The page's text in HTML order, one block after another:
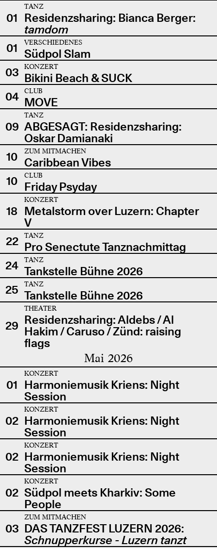
01
TANZ
Residenzsharing: Bianca Berger:
tamdom
01
VERSCHIEDENES
Südpol Slam
03
KONZERT
Bikini Beach & SUCK
04
CLUB
MOVE
09
TANZ
ABGESAGT: Residenzsharing:
Oskar Damianaki
10
ZUM MITMACHEN
Caribbean Vibes
10
CLUB
Friday Psyday
18
KONZERT
Metalstorm over Luzern: Chapter
V
22
TANZ
Pro Senectute Tanznachmittag
24
TANZ
Tankstelle Bühne 2026
25
TANZ
Tankstelle Bühne 2026
29
THEATER
Residenzsharing: Aldebs / Al
Hakim / Caruso / Zünd: raising
flags
Mai 2026
01
KONZERT
Harmoniemusik Kriens: Night
Session
02
KONZERT
Harmoniemusik Kriens: Night
Session
02
KONZERT
Harmoniemusik Kriens: Night
Session
02
KONZERT
Südpol meets Kharkiv: Some
People
03
ZUM MITMACHEN
DAS TANZFEST LUZERN 2026:
Schnupperkurse - Luzern tanzt